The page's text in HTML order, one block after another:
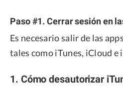
Paso #1. Cerrar sesión en
Es necesario salir de las
tales como iTunes, iCloud e
1. Cómo desautorizar